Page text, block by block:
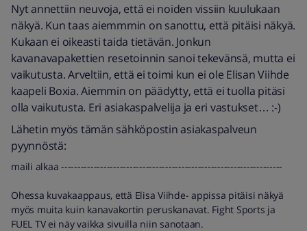
Nyt annettiin neuvoja, että ei noiden vissiin kuulukaan
näkyä. Kun taas aiemmmin on sanottu, että pitäisi näkyä.
Kukaan ei oikeasti taida tietävän. Jonkun
kavanavapakettien resetoinnin sanoi tekevänsä, mutta ei
vaikutusta. Arveltiin, että ei toimi kun ei ole Elisan Viihde
kaapeli Boxia. Aiemmin on päädytty, että ei tuolla pitäsi
olla vaikutusta. Eri asiakaspalvelija ja eri vastukset… :-)
Lähetin myös tämän sähköpostin asiakaspalveun
pyynnöstä:
maili alkaa --------------------------------------------------------------------
Ohessa kuvakaappaus, että Elisa Viihde- appissa pitäisi näkyä
myös muita kuin kanavakortin peruskanavat. Fight Sports ja
FUEL TV ei näy vaikka sivuilla niin sanotaan.